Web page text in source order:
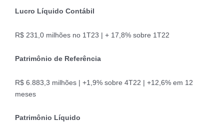
Lucro Líquido Contábil
R$ 231,0 milhões no 1T23 | + 17,8% sobre 1T22
Patrimônio de Referência
R$ 6.883,3 milhões | +1,9% sobre 4T22 | +12,6% em 12
meses
Patrimônio Líquido